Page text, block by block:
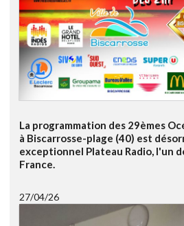
La programmation des 29èmes
à Biscarrosse-plage (40) est
exceptionnel Plateau Radio, l'un
France.
27/04/26